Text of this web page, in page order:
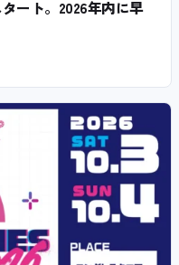
ート。2026年内に早